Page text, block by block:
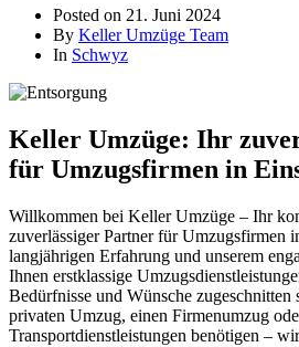
Posted on 21. Juni 2024
By Keller Umzüge Team
In Schwyz
Keller Umzüge: Ihr
für Umzugsfirmen in
Willkommen bei Keller Umzüge – Ihr
zuverlässiger Partner für Umzugsfirmen
langjährigen Erfahrung und unserem
Ihnen erstklassige
Bedürfnisse und Wünsche zugeschnitten
privaten Umzug, einen Firmenumzug
Transportdienstleistungen benötigen –